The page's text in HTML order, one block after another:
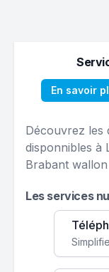
En savoir
Découvrez les
disponnibles à
Brabant wallon
Les services